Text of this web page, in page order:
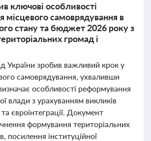
ключові особливості
місцевого самоврядування в
стану та бюджет 2026 року з
громад і
України зробив важливий крок у
самоврядування, ухваливши
особливості реформування
влади з урахуванням викликів
євроінтеграції. Документ
формування територіальних
посилення інституційної